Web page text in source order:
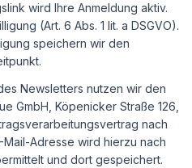
wird Ihre Anmeldung aktiv.
(Art. 6 Abs. 1 lit. a DSGVO).
speichern wir den
Newsletters nutzen wir den
GmbH, Köpenicker Straße 126,
nach
Mail-Adresse wird hierzu nach
und dort gespeichert.